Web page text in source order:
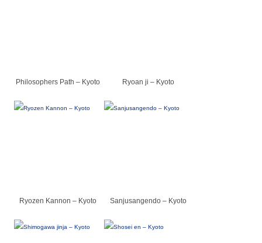
Philosophers Path – Kyoto Ryoan ji – Kyoto
Ryozen Kannon – Kyoto Sanjusangendo – Kyoto